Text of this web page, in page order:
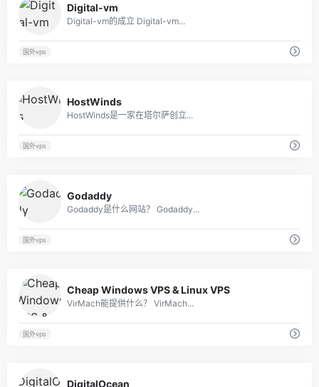
Digital-vm
Digital-vm的成立 Digital-vm...
国外vps
HostWinds
HostWinds是一家在塔尔萨创立...
国外vps
Godaddy
Godaddy是什么网站？ Godaddy...
国外vps
Cheap Windows VPS & Linux VPS
VirMach能提供什么？ VirMach...
国外vps
DigitalOcean